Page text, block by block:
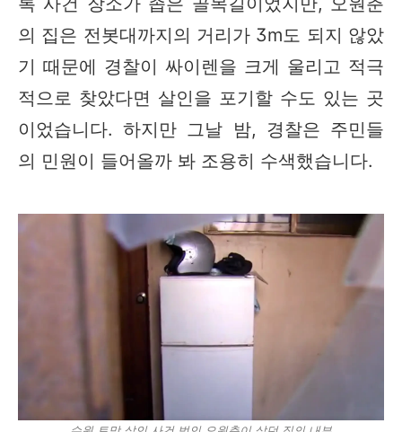
의 집은 전봇대까지의 거리가 3m도 되지 않았
기 때문에 경찰이 싸이렌을 크게 울리고 적극
적으로 찾았다면 살인을 포기할 수도 있는 곳
이었습니다. 하지만 그날 밤, 경찰은 주민들
의 민원이 들어올까 봐 조용히 수색했습니다.